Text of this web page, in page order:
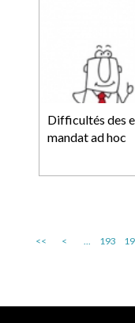
Difficultés des
mandat ad hoc
<< < ... 193